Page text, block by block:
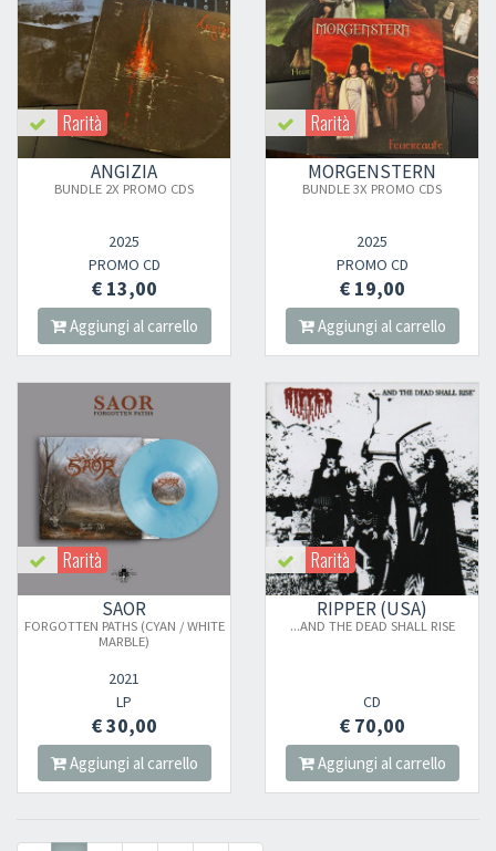
Rarità
ANGIZIA
BUNDLE 2X PROMO CDS
2025
PROMO CD
€ 13,00
Aggiungi al carrello
Rarità
MORGENSTERN
BUNDLE 3X PROMO CDS
2025
PROMO CD
€ 19,00
Aggiungi al carrello
Rarità
SAOR
FORGOTTEN PATHS (CYAN / WHITE
MARBLE)
2021
LP
€ 30,00
Aggiungi al carrello
Rarità
RIPPER (USA)
...AND THE DEAD SHALL RISE
CD
€ 70,00
Aggiungi al carrello